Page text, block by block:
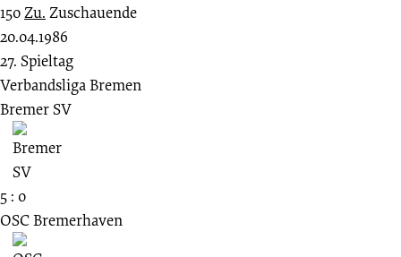
150 Zu. Zuschauende
20.04.1986
27. Spieltag
Verbandsliga Bremen
Bremer SV
5 : 0
OSC Bremerhaven